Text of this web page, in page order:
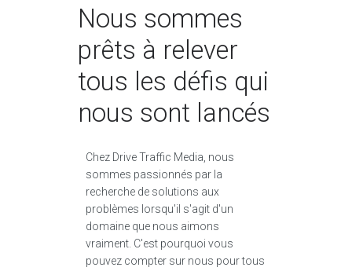
Nous sommes
prêts à relever
tous les défis qui
nous sont lancés
Chez Drive Traffic Media, nous
sommes passionnés par la
recherche de solutions aux
problèmes lorsqu'il s'agit d'un
domaine que nous aimons
vraiment. C'est pourquoi vous
pouvez compter sur nous pour tous